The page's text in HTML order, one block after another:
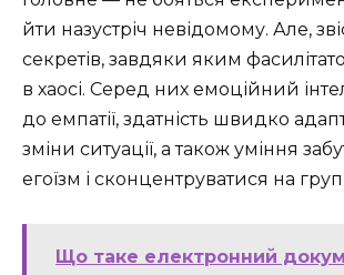
йти назустріч невідомому. Але,
секретів, завдяки яким
в хаосі. Серед них емоційний
до емпатії, здатність швидко
зміни ситуації, а також уміння
егоїзм і сконцентруватися на
Що таке електронний